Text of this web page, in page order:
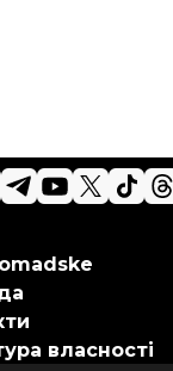
власності